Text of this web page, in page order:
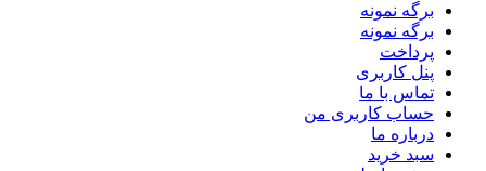
برگه نمونه
برگه نمونه
پرداخت
پنل کاربری
تماس با ما
حساب کاربری من
درباره ما
سبد خرید